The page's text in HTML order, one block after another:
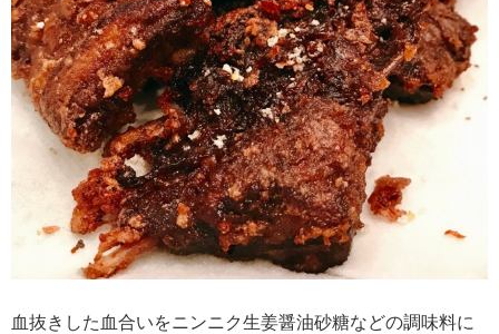
血抜きした血合いをニンニク生姜醤油砂糖などの調味料に